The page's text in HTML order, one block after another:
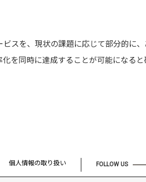
スを、現状の課題に応じて部分的に
を同時に達成することが可能になると
個人情報の取り扱い FOLLOW US